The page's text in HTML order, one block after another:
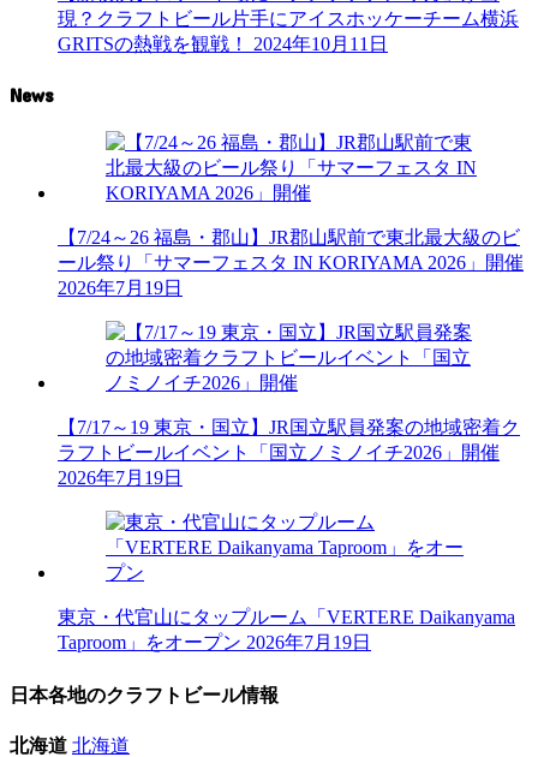
現？クラフトビール片手にアイスホッケーチーム横浜
GRITSの熱戦を観戦！
2024年10月11日
News
【7/24～26 福島・郡山】JR郡山駅前で東北最大級のビ
ール祭り「サマーフェスタ IN KORIYAMA 2026」開催
2026年7月19日
【7/17～19 東京・国立】JR国立駅員発案の地域密着ク
ラフトビールイベント「国立ノミノイチ2026」開催
2026年7月19日
東京・代官山にタップルーム「VERTERE Daikanyama
Taproom」をオープン 2026年7月19日
日本各地のクラフトビール情報
北海道 北海道